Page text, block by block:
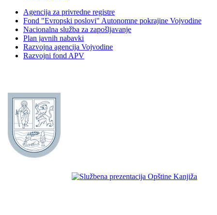
Agencija za privredne registre
Fond "Evropski poslovi" Autonomne pokrajine Vojvodine
Nacionalna služba za zapošljavanje
Plan javnih nabavki
Razvojna agencija Vojvodine
Razvojni fond APV